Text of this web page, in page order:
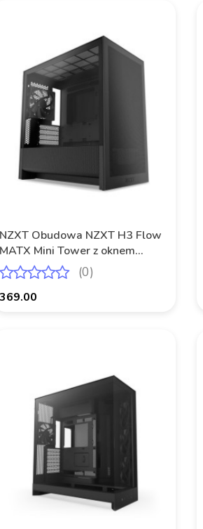
NZXT Obudowa NZXT H3 Flow
MATX Mini Tower z oknem
czarna
(0)
369.00